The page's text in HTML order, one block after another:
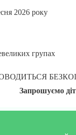
2026 року
групах
Запрошуємо